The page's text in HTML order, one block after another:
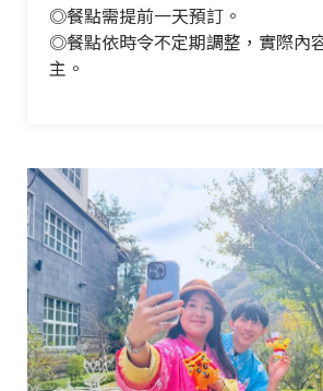
◎餐點需提前一天預訂。
◎餐點依時令不定期調整，實際內
主。